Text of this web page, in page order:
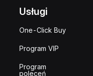
Usługi
One-Click Buy
Program VIP
Program
poleceń